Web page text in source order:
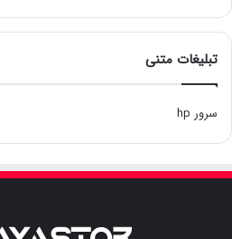
تبلیغات متنی
سرور hp